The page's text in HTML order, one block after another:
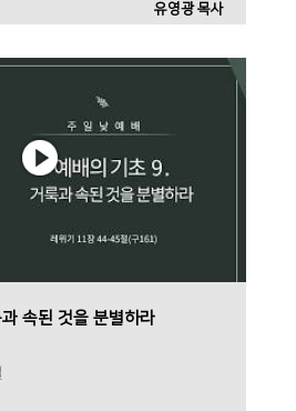
유영광 목사
속된 것을 분별하라